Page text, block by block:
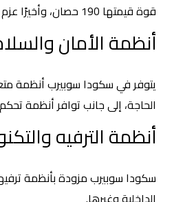
قوة قيمتها 190 حصان، وأخيرًا عزم الدوران يبلغ نحو 320 نيوتن لكل متر.
أنظمة الأمان
يتوفر في سكودا سوبيرب أنظمة
الحاجة، إلى جانب توافر أنظمة
أنظمة الترفيه
سكودا سوبيرب مزودة بأنظمة